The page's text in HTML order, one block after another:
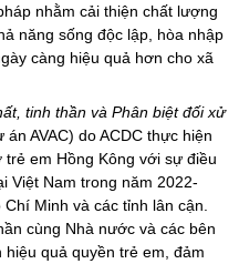
nhằm cải thiện chất lượng
năng sống độc lập, hòa nhập
càng hiệu quả hơn cho xã
tinh thần và Phân biệt đối xử
AVAC) do ACDC thực hiện
em Hồng Kông với sự điều
Việt Nam trong năm 2022-
Minh và các tỉnh lân cận.
cùng Nhà nước và các bên
quả quyền trẻ em, đảm